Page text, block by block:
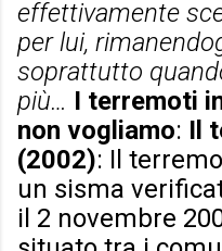
effettivamente
per lui,
soprattutto
più… I terremoti
non vogliamo: Il
(2002): Il
un sisma
il 2 novembre